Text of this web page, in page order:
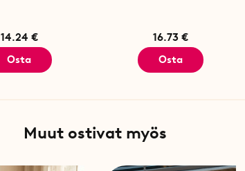
14.24 €
Osta
16.73 €
Osta
Muut ostivat myös